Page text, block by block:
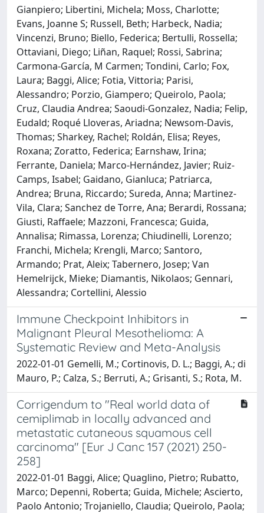
Gianpiero; Libertini, Michela; Moss, Charlotte;
Evans, Joanne S; Russell, Beth; Harbeck, Nadia;
Vincenzi, Bruno; Biello, Federica; Bertulli, Rossella;
Ottaviani, Diego; Liñan, Raquel; Rossi, Sabrina;
Carmona-García, M Carmen; Tondini, Carlo; Fox,
Laura; Baggi, Alice; Fotia, Vittoria; Parisi,
Alessandro; Porzio, Giampero; Queirolo, Paola;
Cruz, Claudia Andrea; Saoudi-Gonzalez, Nadia; Felip,
Eudald; Roqué Lloveras, Ariadna; Newsom-Davis,
Thomas; Sharkey, Rachel; Roldán, Elisa; Reyes,
Roxana; Zoratto, Federica; Earnshaw, Irina;
Ferrante, Daniela; Marco-Hernández, Javier; Ruiz-
Camps, Isabel; Gaidano, Gianluca; Patriarca,
Andrea; Bruna, Riccardo; Sureda, Anna; Martinez-
Vila, Clara; Sanchez de Torre, Ana; Berardi, Rossana;
Giusti, Raffaele; Mazzoni, Francesca; Guida,
Annalisa; Rimassa, Lorenza; Chiudinelli, Lorenzo;
Franchi, Michela; Krengli, Marco; Santoro,
Armando; Prat, Aleix; Tabernero, Josep; Van
Hemelrijck, Mieke; Diamantis, Nikolaos; Gennari,
Alessandra; Cortellini, Alessio
Immune Checkpoint Inhibitors in
Malignant Pleural Mesothelioma: A
Systematic Review and Meta-Analysis
2022-01-01 Gemelli, M.; Cortinovis, D. L.; Baggi, A.; di
Mauro, P.; Calza, S.; Berruti, A.; Grisanti, S.; Rota, M.
Corrigendum to "Real world data of
cemiplimab in locally advanced and
metastatic cutaneous squamous cell
carcinoma" [Eur J Canc 157 (2021) 250-
258]
2022-01-01 Baggi, Alice; Quaglino, Pietro; Rubatto,
Marco; Depenni, Roberta; Guida, Michele; Ascierto,
Paolo Antonio; Trojaniello, Claudia; Queirolo, Paola;